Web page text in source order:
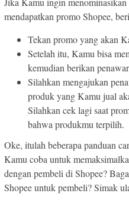
mendapatkan promo Shopee,
Tekan promo yang akan
Setelah itu, Kamu bisa
kemudian berikan
Silahkan mengajukan
produk yang Kamu jual
Silahkan cek lagi saat
bahwa produkmu terpilih.
Oke, itulah beberapa panduan
Kamu coba untuk
dengan pembeli di Shopee?
Shopee untuk pembeli? Simak